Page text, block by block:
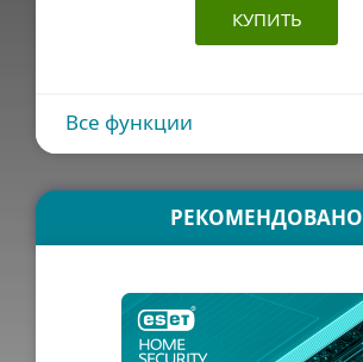
КУПИТЬ
Все функции
РЕКОМЕНДОВАНО